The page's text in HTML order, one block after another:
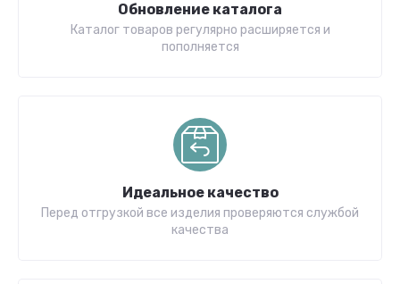
Обновление каталога
Каталог товаров регулярно расширяется и
пополняется
Идеальное качество
Перед отгрузкой все изделия проверяются службой
качества